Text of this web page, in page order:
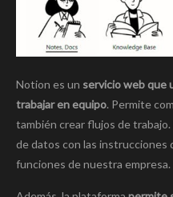
Notion es un servicio web que
trabajar en equipo. Permite
también crear flujos de
de datos con las instrucciones
funciones de nuestra empresa.